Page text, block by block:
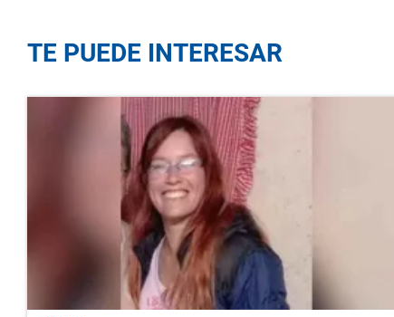
TE PUEDE INTERESAR